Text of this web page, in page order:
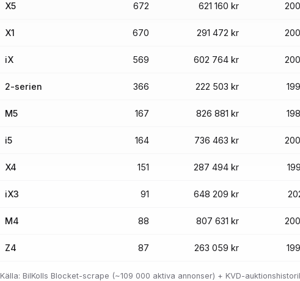
X5 672 621 160 kr
X1 670 291 472 kr
iX 569 602 764 kr
2-serien 366 222 503 kr
M5 167 826 881 kr
i5 164 736 463 kr
X4 151 287 494 kr
iX3 91 648 209 kr
M4 88 807 631 kr
Z4 87 263 059 kr
Källa: BilKolls Blocket-scrape (~109 000 aktiva annonser) + KVD-